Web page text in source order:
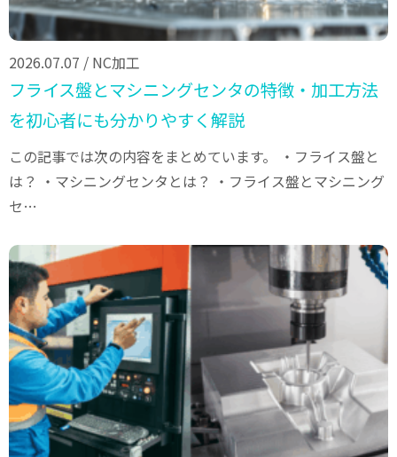
2026.07.07 / NC加工
フライス盤とマシニングセンタの特徴・加工方法
を初心者にも分かりやすく解説
この記事では次の内容をまとめています。 ・フライス盤と
は？ ・マシニングセンタとは？ ・フライス盤とマシニング
セ…